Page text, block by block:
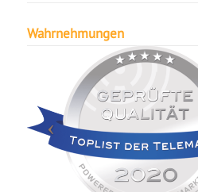
Wahrnehmungen